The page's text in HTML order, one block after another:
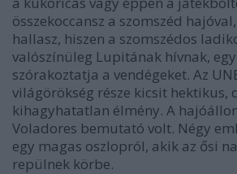
összekoccansz a szomszéd
hallasz, hiszen a szomszédos
valószínüleg Lupitának hívnak,
szórakoztatja a vendégeket. Az
világörökség része kicsit hektikus,
kihagyhatatlan élmény. A
Voladores bemutató volt. Négy
egy magas oszlopról, akik az ősi
repülnek körbe.